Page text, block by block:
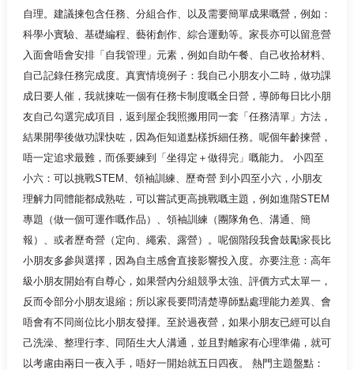
自理。建議揀包含任務、分組合作、以及需要簡單成果嘅營，例如：
科學小實驗、基礎編程、藝術創作、綜合運動等。家長亦可以留意營
入面會唔會安排「自我管理」元素，例如自助午餐、自己收拾材料、
自己記錄任務完成度。真實情境例子：我自己小朋友小二時，做功課
成日要人催，我就揀咗一個有任務卡制度嘅全日營，導師每日比小朋
友自己勾選完成項目，返到屋企我照搬用同一套「任務清單」方法，
結果開學後做功課快咗，因為佢知道點樣拆細任務。呢個年齡揀營，
唔一定追求最難，而係要練到「坐得定＋做得完」嘅能力。 小四至
小六：可以挑戰STEM、領袖訓練、歷奇營 到小四至小六，小朋友
理解力同體能都成熟咗，可以嘗試更高挑戰嘅主題，例如進階STEM
專題（做一個可運作嘅作品）、領袖訓練（團隊角色、溝通、簡
報）、或者歷奇營（定向、繩索、露營）。呢個階段我會鼓勵家長比
小朋友多參與選擇，因為自主感會直接影響投入度。亦要注意：高年
級小朋友開始有自尊心，如果營內分組競爭太強、評價方式太單一，
反而令部分小朋友退縮；所以家長要問清楚導師點處理能力差異、會
唔會有不同崗位比小朋友發揮。至於過夜營，如果小朋友已經可以自
己洗澡、整理行李、同陌生大人溝通，並且對離家有心理準備，就可
以考慮由兩日一夜入手，唔好一開始就五日四夜。 熱門主題盤點：